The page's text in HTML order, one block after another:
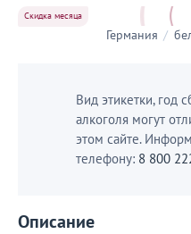
Скидка месяца
Германия /
Вид этикетки, год
алкоголя могут
этом сайте.
телефону: 8 800
Описание